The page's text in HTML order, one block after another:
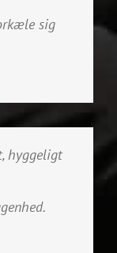
sig
hyggeligt